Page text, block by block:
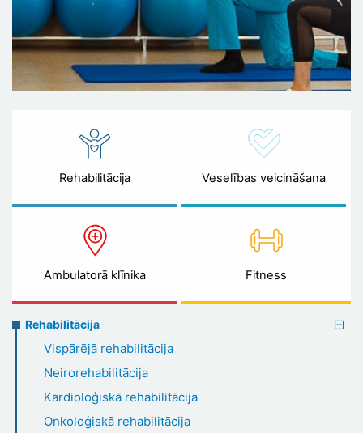
Rehabilitācija Veselības veicināšana
Ambulatorā klīnika Fitness
Rehabilitation
menu
Rehabilitācija
Vispārējā rehabilitācija
Neirorehabilitācija
Kardioloģiskā rehabilitācija
Onkoloģiskā rehabilitācija